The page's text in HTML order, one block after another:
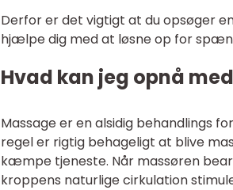
Derfor er det vigtigt at du opsøger
hjælpe dig med at løsne op for
Hvad kan jeg opnå
Massage er en alsidig behandlings
regel er rigtig behageligt at blive
kæmpe tjeneste. Når massøren
kroppens naturlige cirkulation